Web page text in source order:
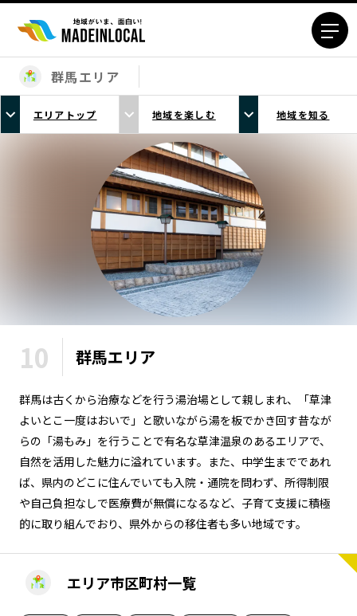
エリアから探す
北海道エリア
青森エリア
宮城エリア
山形エリア
茨城エリア
群馬エリア
千葉エリア
東京23区エリア
多摩エリア
新潟エリア
富山エリア
石川エリア
福井エリア
長野エリア
静岡エリア
愛知エリア
三重エリア
滋賀エリア
京都エリア
大阪市エリア
北摂エリア
堺・泉州エリア
河内エリア
兵庫エリア
奈良エリア
和歌山エリア
鳥取エリア
島根エリア
岡山エリア
広島エリア
群馬エリア
エリアトップ 地域を楽しむ 地域を知る
10 群馬エリア
群馬は古くから治療などを行う湯治場として親しまれ、「草津
よいとこ一度はおいで」と歌いながら湯を板でかき回す昔なが
らの「湯もみ」を行うことで有名な草津温泉のあるエリアで、
自然を活用した魅力に溢れています。また、中学生までであれ
ば、県内のどこに住んでいても入院・通院を問わず、所得制限
や自己負担なしで医療費が無償になるなど、子育て支援に積極
的に取り組んでおり、県外からの移住者も多い地域です。
エリア市区町村一覧